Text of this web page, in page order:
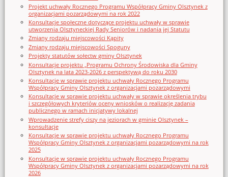
Projekt uchwały Rocznego Programu Współpracy Gminy Olsztynek z
organizacjami pozarządowymi na rok 2022
Konsultacje społeczne dotyczące projektu uchwały w sprawie
utworzenia Olsztyneckiej Rady Seniorów i nadania jej Statutu
Zmiany rodzaju miejscowości Kąpity
Zmiany rodzaju miejscowości Spoguny
Projekty statutów sołectw gminy Olsztynek
Konsultacje projektu „Programu Ochrony Środowiska dla Gminy
Olsztynek na lata 2023-2026 z perspektywą do roku 2030
Konsultacje w sprawie projektu uchwały Rocznego Programu
Współpracy Gminy Olsztynek z organizacjami pozarządowymi
Konsultacje w sprawie projektu uchwały w sprawie określenia trybu
i szczegółowych kryteriów oceny wniosków o realizację zadania
publicznego w ramach inicjatywy lokalnej
Wprowadzenie strefy ciszy na jeziorach w gminie Olsztynek –
konsultacje
Konsultacje w sprawie projektu uchwały Rocznego Programu
Współpracy Gminy Olsztynek z organizacjami pozarządowymi na rok
2025
Konsultacje w sprawie projektu uchwały Rocznego Programu
Współpracy Gminy Olsztynek z organizacjami pozarządowymi na rok
2026